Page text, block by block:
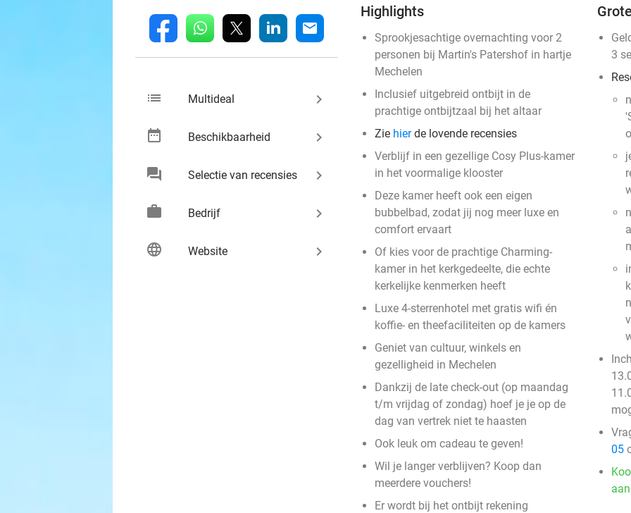
fb whatsapp linkedin mail
list Multideal keyboard_arrow_right
date_range Beschikbaarheid keyboard_arrow_right
chat Selectie van recensies keyboard_arrow_right
work Bedrijf keyboard_arrow_right
language Website keyboard_arrow_right
Highlights
Sprookjesachtige overnachting voor 2
personen bij Martin's Patershof in hartje
Mechelen
Inclusief uitgebreid ontbijt in de
prachtige ontbijtzaal bij het altaar
Zie hierde lovende recensies
Verblijf in een gezellige Cosy Plus-kamer
in het voormalige klooster
Deze kamer heeft ook een eigen
bubbelbad, zodat jij nog meer luxe en
comfort ervaart
Of kies voor de prachtige Charming-
kamer in het kerkgedeelte, die echte
kerkelijke kenmerken heeft
Luxe 4-sterrenhotel met gratis wifi én
koffie- en theefaciliteiten op de kamers
Geniet van cultuur, winkels en
gezelligheid in Mechelen
Dankzij de late check-out (op maandag
t/m vrijdag of zondag) hoef je je op de
dag van vertrek niet te haasten
Ook leuk om cadeau te geven!
Wil je langer verblijven? Koop dan
meerdere vouchers!
Er wordt bij het ontbijt rekening
3
05